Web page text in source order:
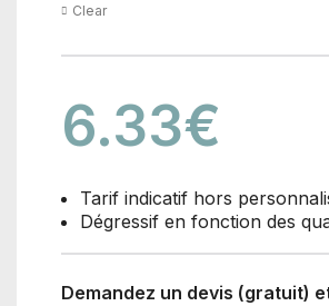
Clear
6.33€
Tarif indicatif hors
Dégressif en fonction des
Demandez un devis (gratuit)